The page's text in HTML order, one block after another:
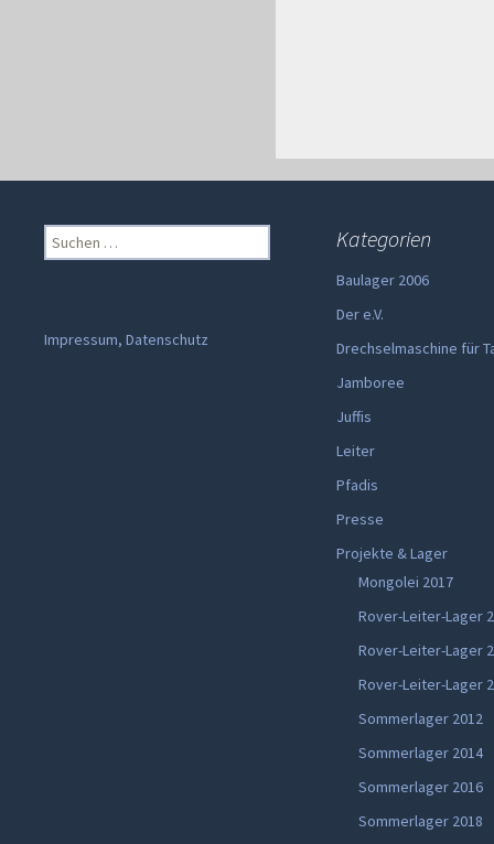
Suchen
nach:
Kategorien
Baulager 2006
Der e.V.
Drechselmaschine für
Jamboree
Juffis
Leiter
Pfadis
Presse
Projekte & Lager
Mongolei 2017
Rover-Leiter-Lager
Rover-Leiter-Lager
Rover-Leiter-Lager
Sommerlager 2012
Sommerlager 2014
Sommerlager 2016
Sommerlager 2018
Impressum, Datenschutz